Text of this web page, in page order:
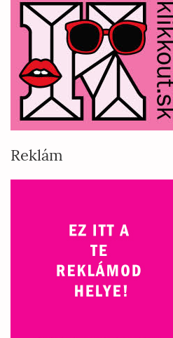
Reklám